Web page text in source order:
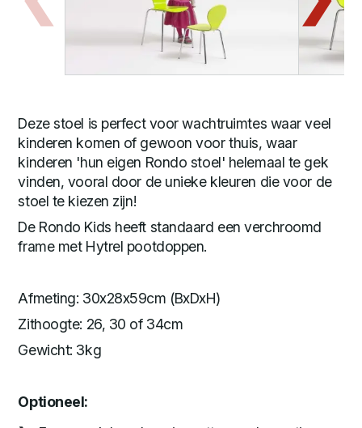
Deze stoel is perfect voor wachtruimtes waar veel
kinderen komen of gewoon voor thuis, waar
kinderen 'hun eigen Rondo stoel' helemaal te gek
vinden, vooral door de unieke kleuren die voor de
stoel te kiezen zijn!
De Rondo Kids heeft standaard een verchroomd
frame met Hytrel pootdoppen.
Afmeting: 30x28x59cm (BxDxH)
Zithoogte: 26, 30 of 34cm
Gewicht: 3kg
Optioneel: